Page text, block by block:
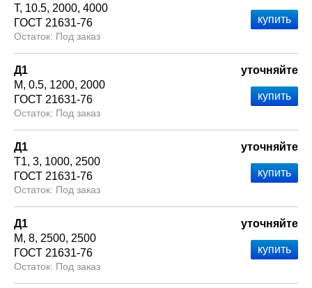
Т 10.5 2000 4000
ГОСТ 21631-76
Под заказ
Д1
М 0.5 1200 2000
ГОСТ 21631-76
Под заказ
уточняйте
Д1
Т1 3 1000 2500
ГОСТ 21631-76
Под заказ
уточняйте
Д1
М 8 2500 2500
ГОСТ 21631-76
Под заказ
уточняйте